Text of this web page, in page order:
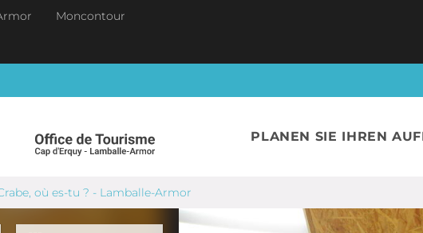
Moncontour
PLANEN SIE IHREN
où es-tu ? - Lamballe-Armor